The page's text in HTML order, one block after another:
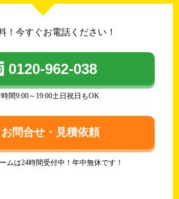
！今すぐお電話ください！
0120-962-038
間9:00～19:00土日祝日もOK
お問合せ・見積依頼
ムは24時間受付中！年中無休です！